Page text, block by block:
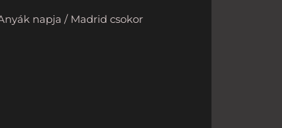
napja / Madrid csokor